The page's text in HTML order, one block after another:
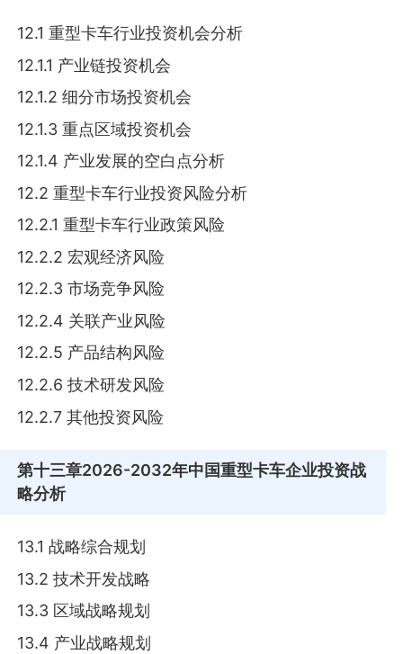
12.1 重型卡车行业投资机会分析
12.1.1 产业链投资机会
12.1.2 细分市场投资机会
12.1.3 重点区域投资机会
12.1.4 产业发展的空白点分析
12.2 重型卡车行业投资风险分析
12.2.1 重型卡车行业政策风险
12.2.2 宏观经济风险
12.2.3 市场竞争风险
12.2.4 关联产业风险
12.2.5 产品结构风险
12.2.6 技术研发风险
12.2.7 其他投资风险
第十三章2026-2032年中国重型卡车企业投资战
略分析
13.1 战略综合规划
13.2 技术开发战略
13.3 区域战略规划
13.4 产业战略规划